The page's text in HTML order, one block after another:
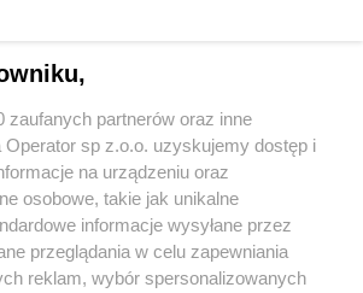
2 / 0
lokalnych
zaufanych partnerów oraz inne
Operator sp z.o.o. uzyskujemy dostęp i
na urządzeniu oraz
osobowe, takie jak unikalne
informacje wysyłane przez
przeglądania w celu zapewniania
reklam, wybór spersonalizowanych